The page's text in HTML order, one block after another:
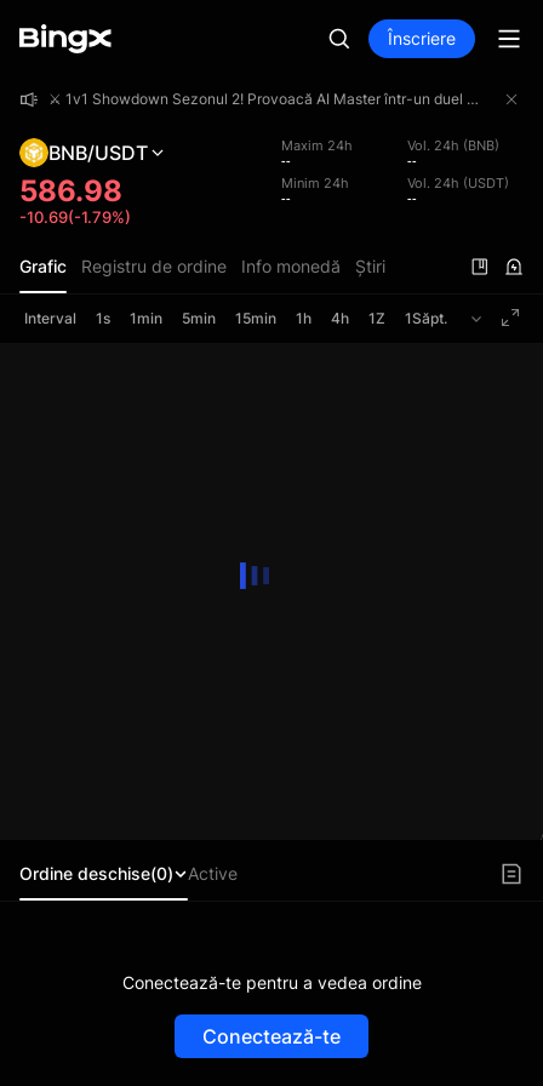
Înscriere
⚔️ 1v1 Showdown Sezonul 2! Provoacă AI Master într-un duel 1v1 și împarte un fond de premii de 4 000 000 USDT!
BNB/USDT
586.98
-10.69(-1.79%)
Maxim 24h
--
Vol. 24h (BNB)
--
Minim 24h
--
Vol. 24h (USDT)
--
Grafic Registru de ordine Info monedă Știri
Interval 1s 1min 5min 15min 1h 4h 1Z 1Săpt.
Ordine deschise(0) Active
Conectează-te pentru a vedea ordine
Conectează-te